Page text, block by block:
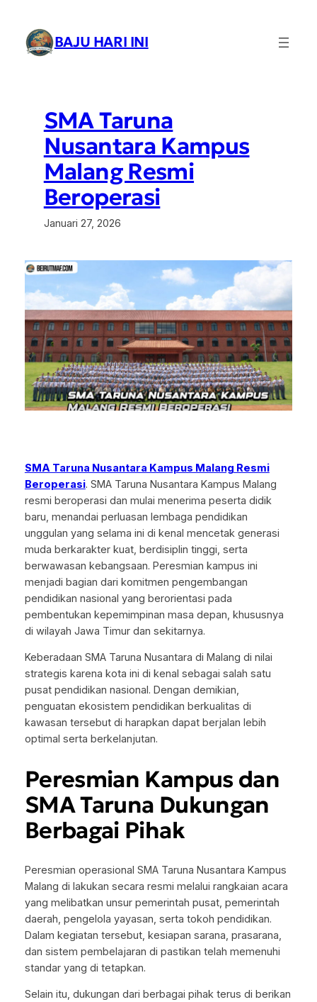
konten
BAJU HARI INI
SMA Taruna
Nusantara Kampus
Malang Resmi
Beroperasi
Januari 27, 2026
SMA Taruna Nusantara Kampus Malang Resmi
Beroperasi. SMA Taruna Nusantara Kampus Malang
resmi beroperasi dan mulai menerima peserta didik
baru, menandai perluasan lembaga pendidikan
unggulan yang selama ini di kenal mencetak generasi
muda berkarakter kuat, berdisiplin tinggi, serta
berwawasan kebangsaan. Peresmian kampus ini
menjadi bagian dari komitmen pengembangan
pendidikan nasional yang berorientasi pada
pembentukan kepemimpinan masa depan, khususnya
di wilayah Jawa Timur dan sekitarnya.
Keberadaan SMA Taruna Nusantara di Malang di nilai
strategis karena kota ini di kenal sebagai salah satu
pusat pendidikan nasional. Dengan demikian,
penguatan ekosistem pendidikan berkualitas di
kawasan tersebut di harapkan dapat berjalan lebih
optimal serta berkelanjutan.
Peresmian Kampus dan
SMA Taruna Dukungan
Berbagai Pihak
Peresmian operasional SMA Taruna Nusantara Kampus
Malang di lakukan secara resmi melalui rangkaian acara
yang melibatkan unsur pemerintah pusat, pemerintah
daerah, pengelola yayasan, serta tokoh pendidikan.
Dalam kegiatan tersebut, kesiapan sarana, prasarana,
dan sistem pembelajaran di pastikan telah memenuhi
standar yang di tetapkan.
Selain itu, dukungan dari berbagai pihak terus di berikan